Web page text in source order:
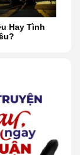
Hay Tình